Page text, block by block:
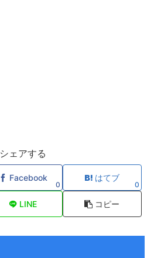
シェアする
Facebook
0
はてブ
0
LINE コピー